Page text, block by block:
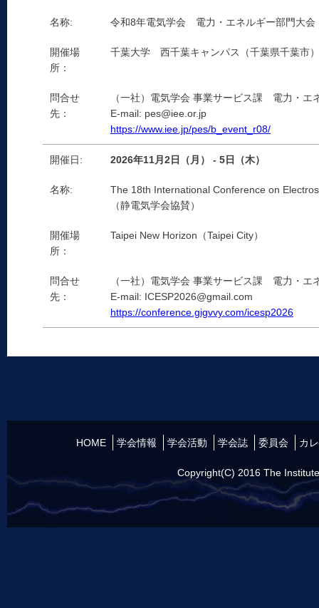
名称: 令和8年電気学会 電力・エネルギー部門大会
開催場
所：
千葉大学 西千葉キャンパス（千葉県千葉市）
問合せ
先：
（一社）電気学会 事業サービス課 電力・エ
E-mail: pes@iee.or.jp
https://www.iee.jp/pes/b_event_r08/
開催日: 2026年11月2日（月） - 5日（木）
名称:
The 18th International Conference on
（静電気学会協賛）
開催場
所：
Taipei New Horizon（Taipei City）
問合せ
先：
（一社）電気学会 事業サービス課 電力・エ
E-mail: ICESP2026@gmail.com
https://conference.gigvvy.com/icesp2026
HOME 学会情報 学会活動 学会誌 委員会 カ
Copyright(C) 2016 The